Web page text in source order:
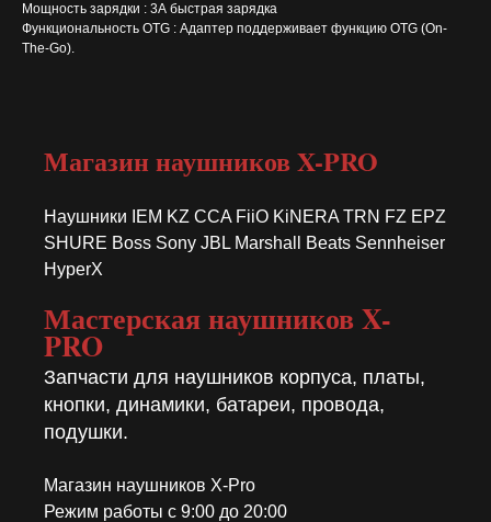
Мощность зарядки : 3А быстрая зарядка
Функциональность OTG : Адаптер поддерживает функцию OTG (On-
The-Go).
Магазин наушников X-PRO
Наушники IEM KZ CCA FiiO KiNERA TRN FZ EPZ
SHURE Boss Sony JBL Marshall Beats Sennheiser
HyperX
Мастерская наушников X-
PRO
Запчасти для наушников корпуса, платы,
кнопки, динамики, батареи, провода,
подушки.
Магазин наушников X-Pro
Режим работы с 9:00 до 20:00